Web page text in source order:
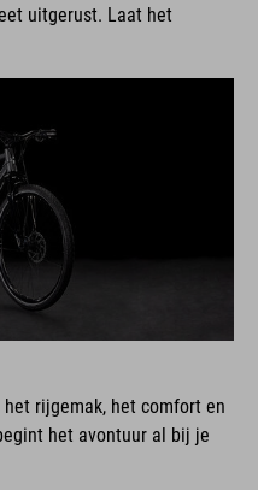
uitgerust. Laat het
rijgemak, het comfort en
het avontuur al bij je